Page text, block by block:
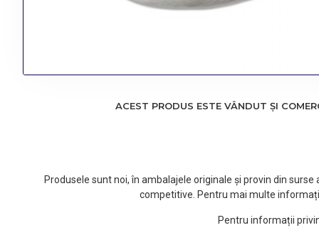
ACEST PRODUS ESTE VÂNDUT ȘI
Produsele sunt noi, în ambalajele originale și provin din
competitive. Pentru mai multe
Pentru informații